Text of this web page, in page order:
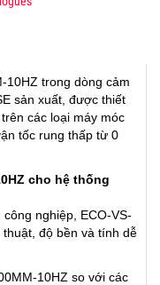
10HZ trong dòng cảm
sản xuất, được thiết
các loại máy móc
tốc rung thấp từ 0
cho hệ thống
nghiệp, ECO-VS-
độ bền và tính dễ
10HZ so với các